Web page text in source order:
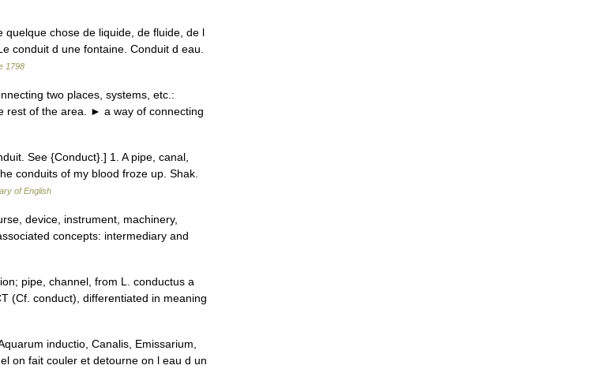
chose de liquide, de fluide, de l
conduit d une fontaine. Conduit d eau.
1798
two places, systems, etc.:
rest of the area. ► a way of connecting
See {Conduct}.] 1. A pipe, canal,
conduits of my blood froze up. Shak.
of English
device, instrument, machinery,
concepts: intermediary and
pipe, channel, from L. conductus a
(Cf. conduct), differentiated in meaning
inductio, Canalis, Emissarium,
on fait couler et detourne on l eau d un